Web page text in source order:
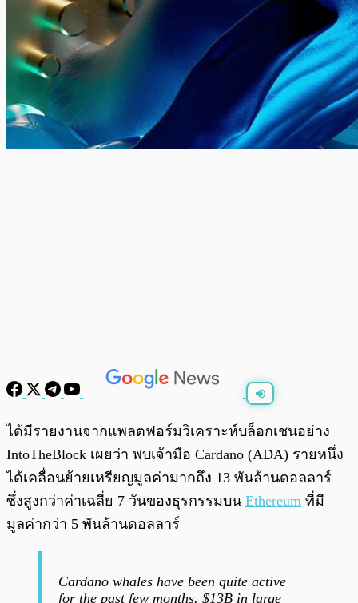
0:00
ได้มีรายงานจากแพลตฟอร์มวิเคราะห์บล็อกเชนอย่าง
IntoTheBlock เผยว่า พบเจ้ามือ Cardano (ADA) รายหนึ่ง
ได้เคลื่อนย้ายเหรียญมูลค่ามากถึง 13 พันล้านดอลลาร์
ซึ่งสูงกว่าค่าเฉลี่ย 7 วันของธุรกรรมบน Ethereum ที่มี
มูลค่ากว่า 5 พันล้านดอลลาร์
Cardano whales have been quite active
for the past few months. $13B in large